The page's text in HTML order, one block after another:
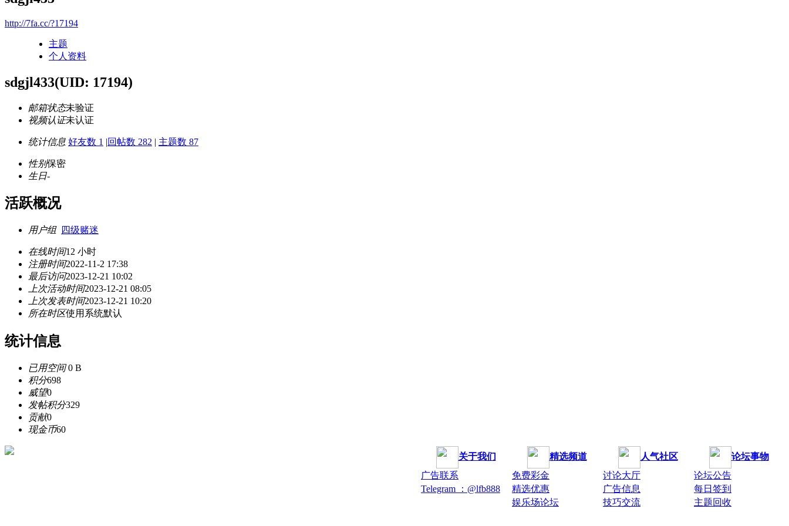
http://7fa.cc/?17194
主题
个人资料
sdgjl433(UID: 17194)
邮箱状态未验证
视频认证未认证
统计信息 好友数 1 |回帖数 282 | 主题数 87
性别保密
生日-
活跃概况
用户组 四级赌迷
在线时间12 小时
注册时间2022-11-2 17:38
最后访问2023-12-21 10:02
上次活动时间2023-12-21 08:05
上次发表时间2023-12-21 10:20
所在时区使用系统默认
统计信息
已用空间0 B
积分698
威望0
发帖积分329
贡献0
现金币60
关于我们 精选频道 人气社区
论坛事物
广告联系
免费彩金 讨论大厅
论坛公告
Telegram ：@lfb888
精选优惠 广告信息
每日签到
娱乐场论坛
技巧交流 主题回收